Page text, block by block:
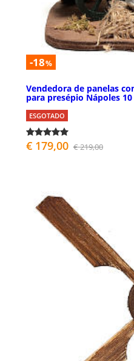
-18%
Vendedora de panelas
para presépio Nápoles 10
ESGOTADO
€ 179,00 € 219,00